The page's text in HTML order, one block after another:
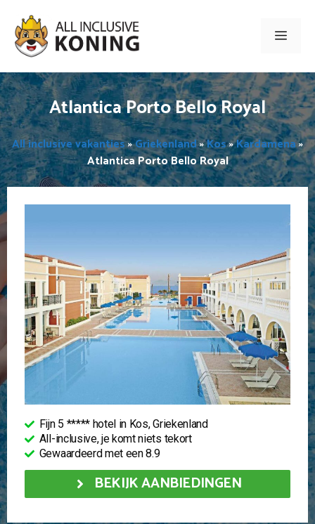
naar
inhoud
Menu
Atlantica Porto Bello Royal
All inclusive vakanties»Griekenland»Kos»Kardamena»
Atlantica Porto Bello Royal
Fijn 5 ***** hotel in Kos, Griekenland
All-inclusive, je komt niets tekort
Gewaardeerd met een 8.9
BEKIJK AANBIEDINGEN